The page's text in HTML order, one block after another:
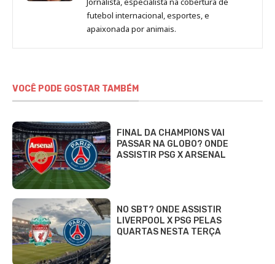
Beatriz
Fabbri
futebol internacional, esportes, e
apaixonada por animais.
VOCÊ PODE GOSTAR TAMBÉM
FINAL DA CHAMPIONS VAI
PASSAR NA GLOBO? ONDE
ASSISTIR PSG X ARSENAL
NO SBT? ONDE ASSISTIR
LIVERPOOL X PSG PELAS
QUARTAS NESTA TERÇA